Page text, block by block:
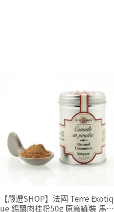
【嚴選SHOP】法國 Terre Exotiq
ue 錫蘭肉桂粉50g 原廠罐裝 馬達